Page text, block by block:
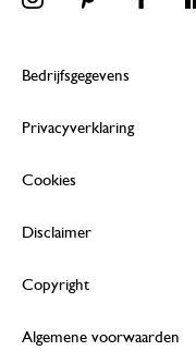
Bedrijfsgegevens
Privacyverklaring
Cookies
Disclaimer
Copyright
Algemene voorwaarden